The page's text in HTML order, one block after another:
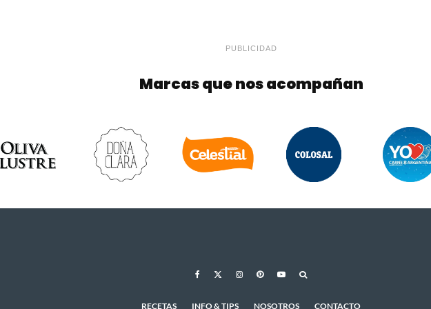
PUBLICIDAD
Marcas que nos acompañan
RECETAS INFO & TIPS NOSOTROS CONTACTO